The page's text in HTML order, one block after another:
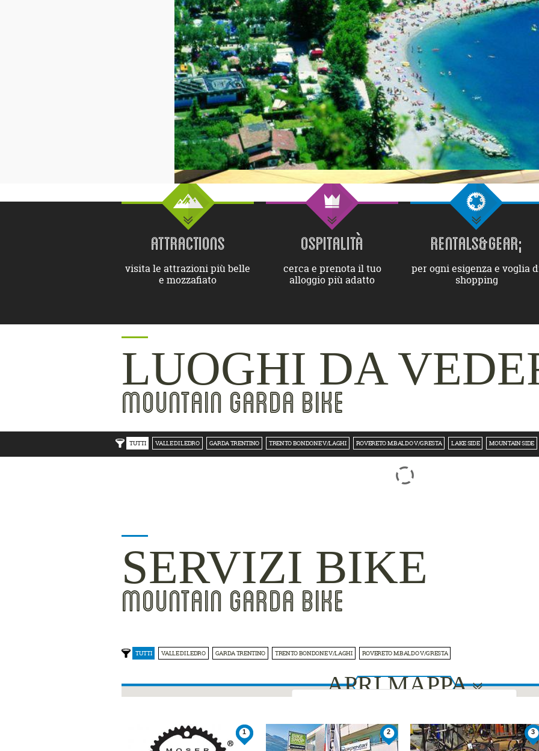
ATTRACTIONS
visita le attrazioni più belle
e mozzafiato
OSPITALITÀ
cerca e prenota il tuo
alloggio più adatto
RENTALS&GEAR;
per ogni esigenza e voglia
shopping
LUOGHI DA
MOUNTAIN GARDA BIKE
TUTTI VALLE DI LEDRO GARDA TRENTINO TRENTO BONDONE V/LAGHI ROVERETO M.BALDO V/GRESTA LAKE SIDE MOUNTAIN SIDE
SERVIZI BIKE
MOUNTAIN GARDA BIKE
TUTTI VALLE DI LEDRO GARDA TRENTINO TRENTO BONDONE V/LAGHI ROVERETO M.BALDO V/GRESTA
APRI MAPPA
This page can't load Google Maps correctly.
1 2 3